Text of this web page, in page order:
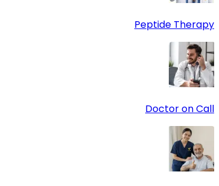
Peptide Therapy
Doctor on Call